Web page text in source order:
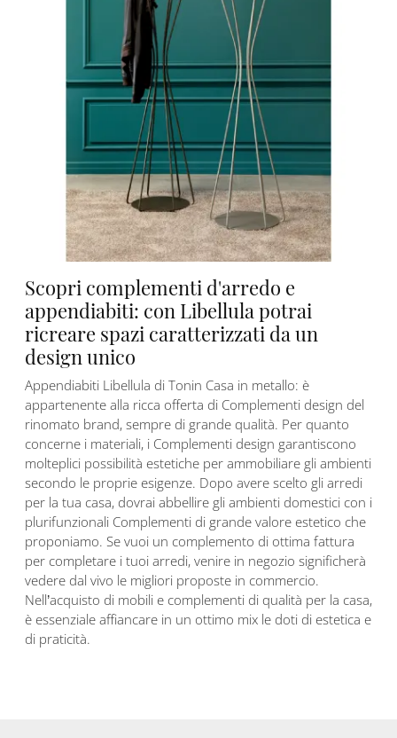
Scopri complementi d'arredo e
appendiabiti: con Libellula potrai
ricreare spazi caratterizzati da un
design unico
Appendiabiti Libellula di Tonin Casa in metallo: è
appartenente alla ricca offerta di Complementi design del
rinomato brand, sempre di grande qualità. Per quanto
concerne i materiali, i Complementi design garantiscono
molteplici possibilità estetiche per ammobiliare gli ambienti
secondo le proprie esigenze. Dopo avere scelto gli arredi
per la tua casa, dovrai abbellire gli ambienti domestici con i
plurifunzionali Complementi di grande valore estetico che
proponiamo. Se vuoi un complemento di ottima fattura
per completare i tuoi arredi, venire in negozio significherà
vedere dal vivo le migliori proposte in commercio.
Nell’acquisto di mobili e complementi di qualità per la casa,
è essenziale affiancare in un ottimo mix le doti di estetica e
di praticità.